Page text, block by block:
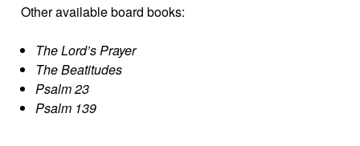
Other available board books:
The Lord’s Prayer
The Beatitudes
Psalm 23
Psalm 139